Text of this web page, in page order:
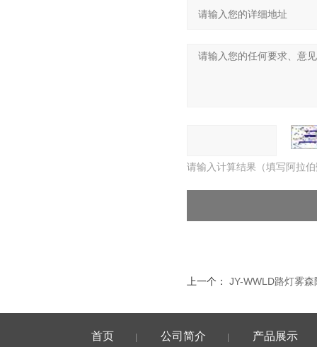
请输入计算结果（填写阿拉
上一个： JY-WWLD路灯雾
首页 公司简介 产品展示